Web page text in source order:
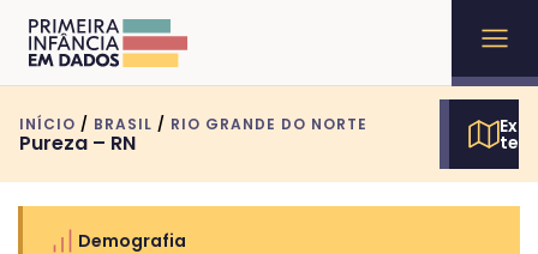
INÍCIO / BRASIL / RIO GRANDE DO NORTE
Pureza – RN
Demografia